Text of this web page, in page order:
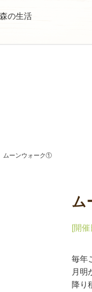
ムーンウォーク①
ム
[開
毎年
月明
降り